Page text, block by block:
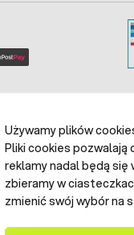
Używamy plików
Pliki cookies
reklamy nadal będą się
zbieramy w
zmienić swój wybór na